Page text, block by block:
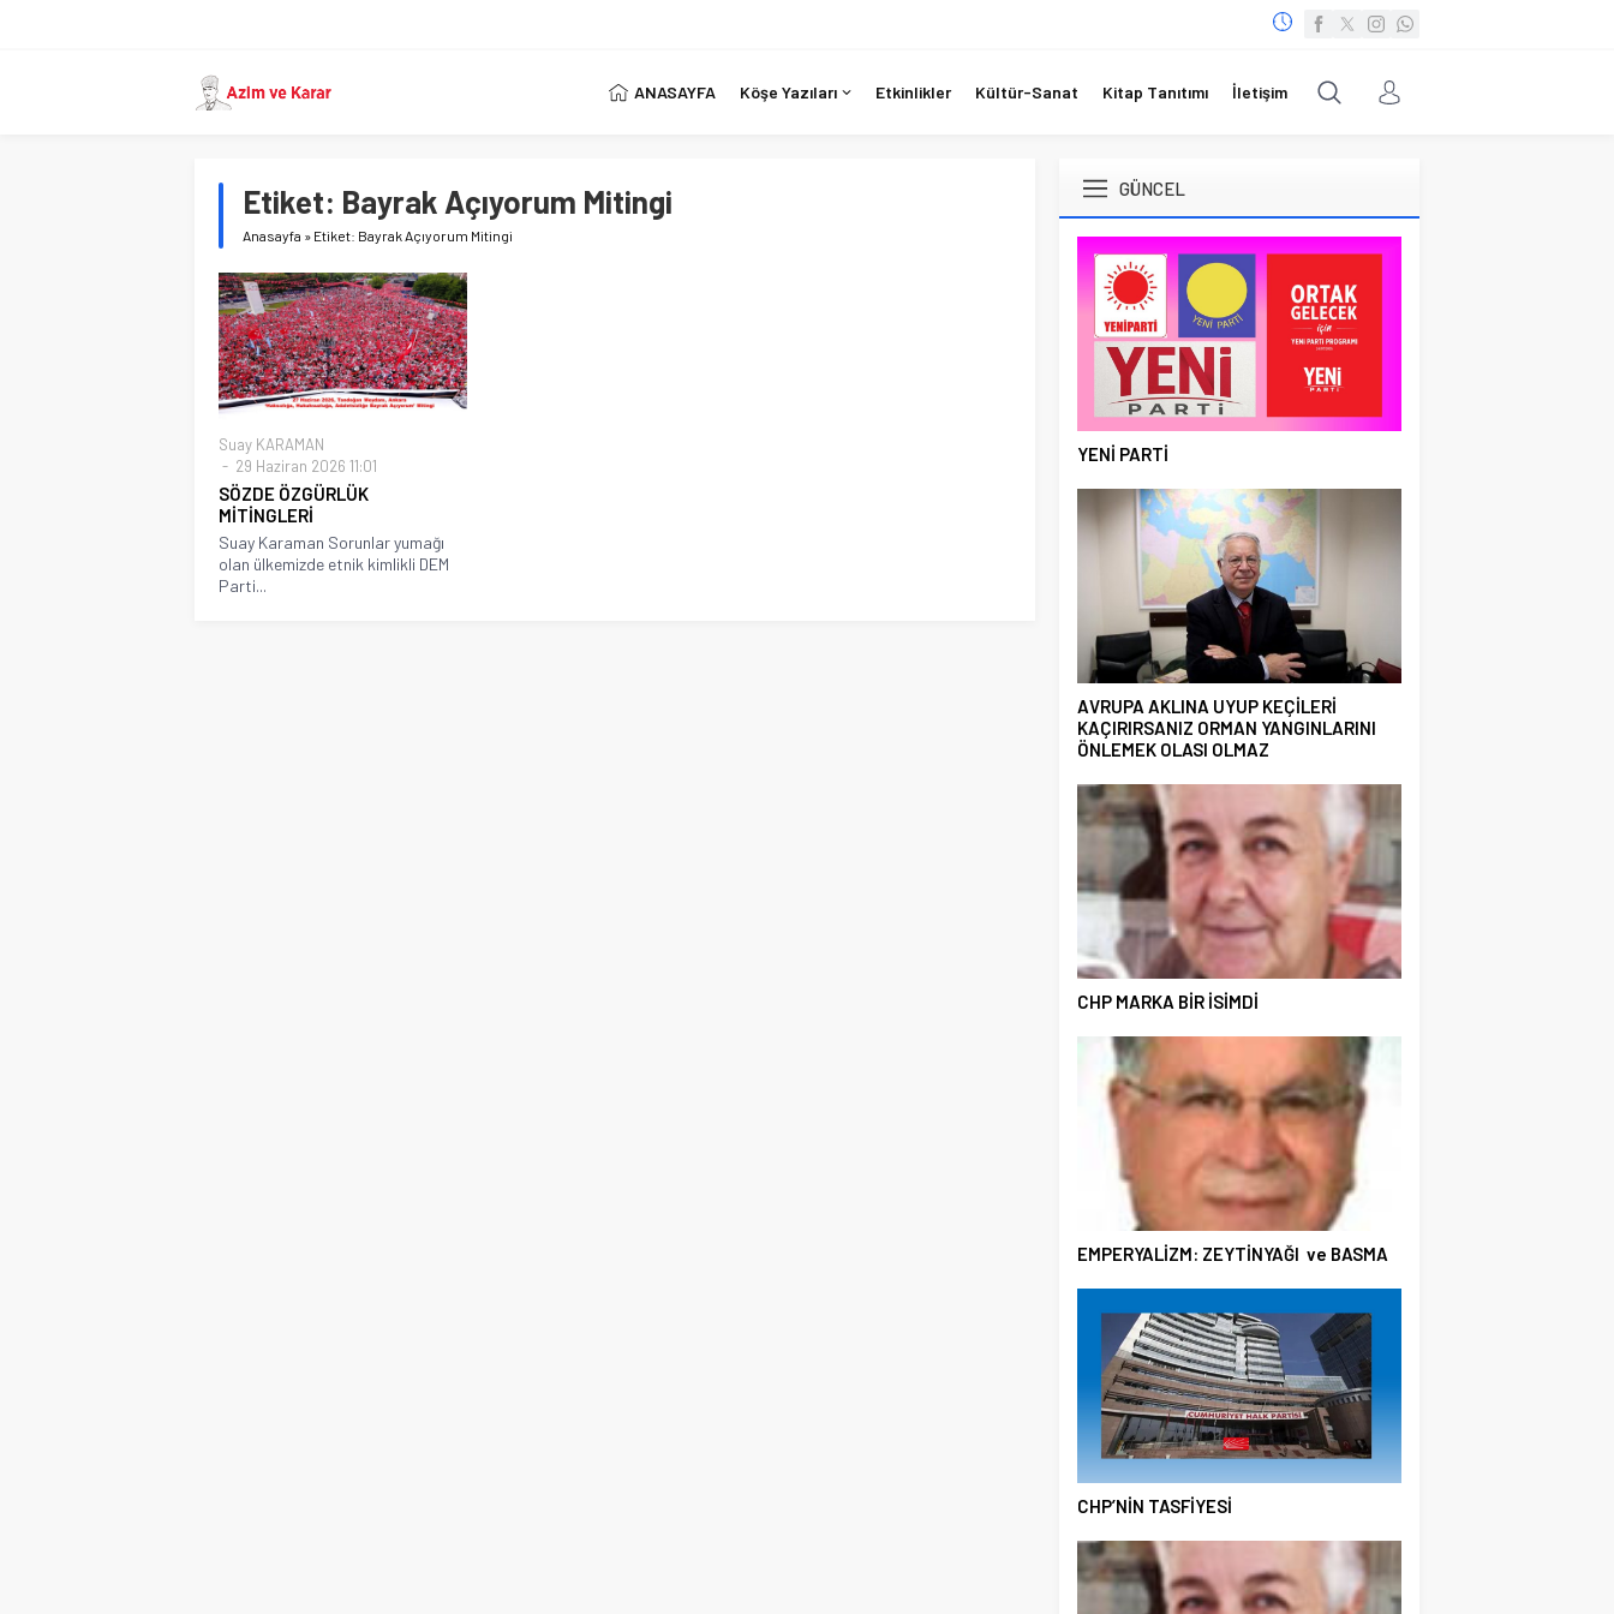
ANASAYFA Köşe Yazıları Etkinlikler Kültür-Sanat Kitap Tanıtımı İletişim
Etiket: Bayrak Açıyorum Mitingi
Anasayfa » Etiket: Bayrak Açıyorum Mitingi
Suay KARAMAN
29 Haziran 2026 11:01
SÖZDE ÖZGÜRLÜK
MİTİNGLERİ
Suay Karaman Sorunlar yumağı
olan ülkemizde etnik kimlikli DEM
Parti...
GÜNCEL
YENİ PARTİ
AVRUPA AKLINA UYUP KEÇİLERİ
KAÇIRIRSANIZ ORMAN YANGINLARINI
ÖNLEMEK OLASI OLMAZ
CHP MARKA BİR İSİMDİ
EMPERYALİZM: ZEYTİNYAĞI ve BASMA
CHP’NİN TASFİYESİ